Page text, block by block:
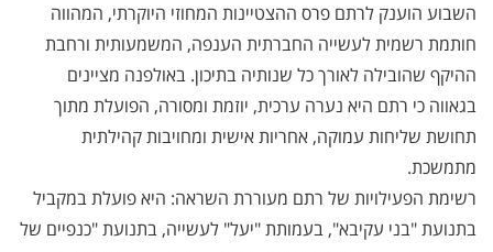
השבוע הוענק לרתם פרס ההצטיינות המחוזי היוקרתי, המהווה
חותמת רשמית לעשייה החברתית הענפה, המשמעותית ורחבת
ההיקף שהובילה לאורך כל שנותיה בתיכון. באולפנה מציינים
בגאווה כי רתם היא נערה ערכית, יוזמת ומסורה, הפועלת מתוך
תחושת שליחות עמוקה, אחריות אישית ומחויבות קהילתית
מתמשכת.
רשימת הפעילויות של רתם מעוררת השראה: היא פועלת במקביל
בתנועת "בני עקיבא", בעמותת "יעל" לעשייה, בתנועת "כנפיים של